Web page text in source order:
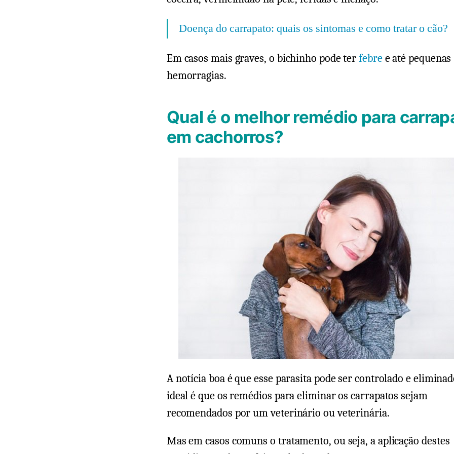
Doença do carrapato: quais os sintomas e como tratar o cão?
Em casos mais graves, o bichinho pode terfebree até pequenas
hemorragias.
Qual é o melhor remédio para
em cachorros?
A notícia boa é que esse parasita pode ser controlado e
ideal é que os remédios para eliminar os carrapatos sejam
recomendados por um veterinário ou veterinária.
Mas em casos comuns o tratamento, ou seja, a aplicação destes